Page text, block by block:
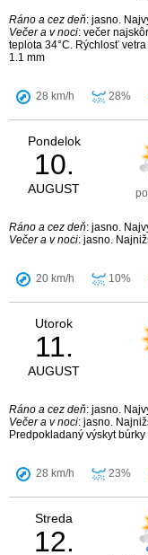
Ráno a cez deň: jasno.
Večer a v noci: večer
teplota 34°C. Rýchlosť
1.1 mm
28 km/h 28%
Pondelok
10.
AUGUST
Ráno a cez deň: jasno.
Večer a v noci: jasno.
20 km/h 10%
Utorok
11.
AUGUST
Ráno a cez deň: jasno.
Večer a v noci: jasno.
Predpokladaný výskyt búrky
28 km/h 23%
Streda
12.